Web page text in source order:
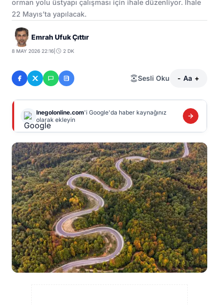
orman yolu üstyapı çalışması için ihale düzenliyor. İhale
22 Mayıs’ta yapılacak.
Emrah Ufuk Çıttır
8 MAY 2026 22:16 2 DK
Sesli Oku - Aa +
Inegolonline.com'i Google'da haber kaynağınız
olarak ekleyin